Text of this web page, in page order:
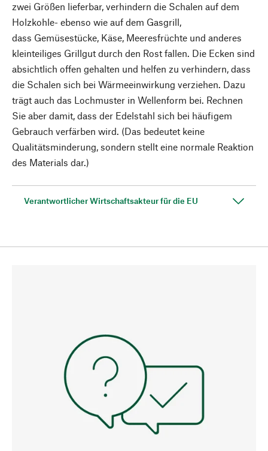
zwei Größen lieferbar, verhindern die Schalen auf dem
Holzkohle- ebenso wie auf dem Gasgrill,
dass Gemüsestücke, Käse, Meeresfrüchte und anderes
kleinteiliges Grillgut durch den Rost fallen. Die Ecken sind
absichtlich offen gehalten und helfen zu verhindern, dass
die Schalen sich bei Wärmeeinwirkung verziehen. Dazu
trägt auch das Lochmuster in Wellenform bei. Rechnen
Sie aber damit, dass der Edelstahl sich bei häufigem
Gebrauch verfärben wird. (Das bedeutet keine
Qualitätsminderung, sondern stellt eine normale Reaktion
des Materials dar.)
Verantwortlicher Wirtschaftsakteur für die EU